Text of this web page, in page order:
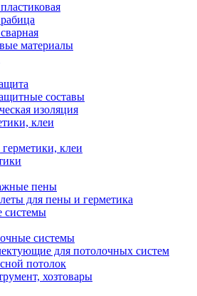
материалы
составы
изоляция
клеи
клеи
пены
для пены и герметика
системы
системы
для потолочных систем
потолок
хозтовары